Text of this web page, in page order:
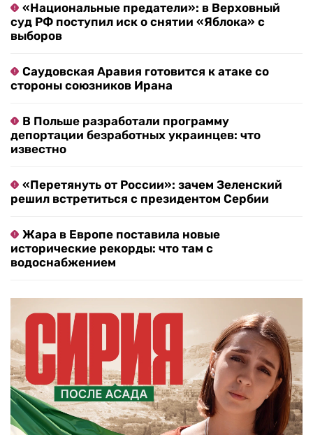
«Национальные предатели»: в Верховный
суд РФ поступил иск о снятии «Яблока» с
выборов
Саудовская Аравия готовится к атаке со
стороны союзников Ирана
В Польше разработали программу
депортации безработных украинцев: что
известно
«Перетянуть от России»: зачем Зеленский
решил встретиться с президентом Сербии
Жара в Европе поставила новые
исторические рекорды: что там с
водоснабжением